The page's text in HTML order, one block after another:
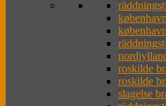
roskilde
roskilde
slagelse